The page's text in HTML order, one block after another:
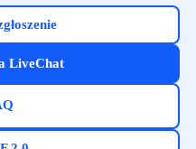
LiveChat